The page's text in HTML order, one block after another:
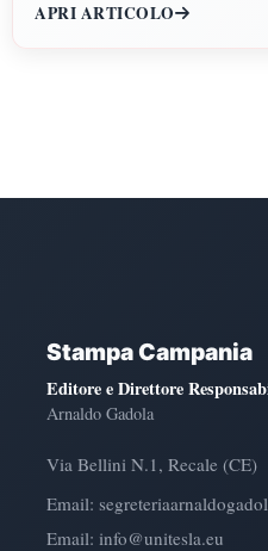
Dipartimenti di Scienze Giuridiche
APRI ARTICOLO
Stampa Campania
Editore e Direttore
Arnaldo Gadola
Via Bellini N.1, Recale (CE)
Email:
Email: info@unitesla.eu